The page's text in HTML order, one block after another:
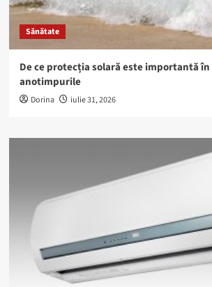
Sănătate
De ce protecția solară este importantă
anotimpurile
Dorina iulie 31, 2026